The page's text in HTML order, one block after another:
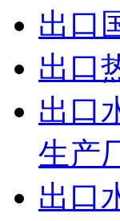
出口
出口
出口
生产
出口